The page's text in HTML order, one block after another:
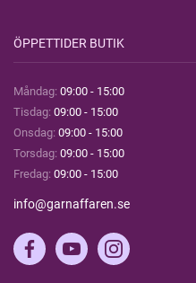
ÖPPETTIDER BUTIK
Måndag: 09:00 - 15:00
Tisdag: 09:00 - 15:00
Onsdag: 09:00 - 15:00
Torsdag: 09:00 - 15:00
Fredag: 09:00 - 15:00
info@garnaffaren.se